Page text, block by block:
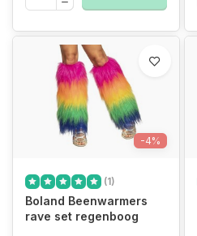
-4%
(1)
Boland Beenwarmers
rave set regenboog